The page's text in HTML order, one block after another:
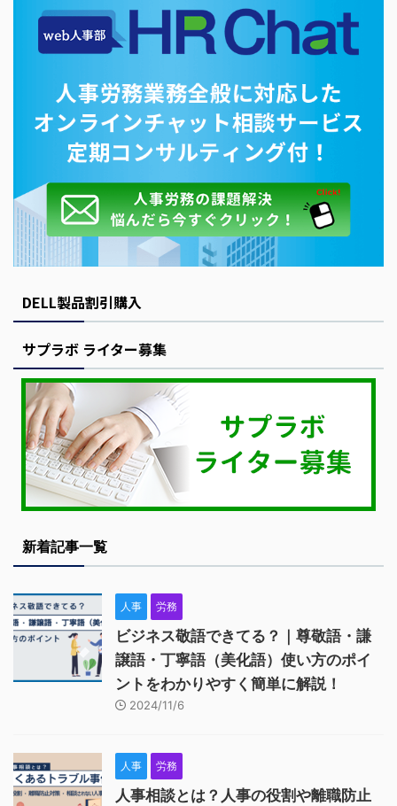
DELL製品割引購入
サプラボ ライター募集
新着記事一覧
人事 労務
ビジネス敬語できてる？｜尊敬語・謙
譲語・丁寧語（美化語）使い方のポイ
ントをわかりやすく簡単に解説！
2024/11/6
人事 労務
人事相談とは？人事の役割や離職防止